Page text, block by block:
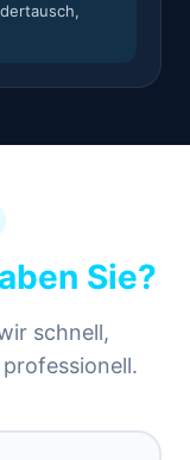
Sie?
schnell,